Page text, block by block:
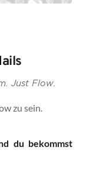
Just Flow.
zu sein.
du bekommst